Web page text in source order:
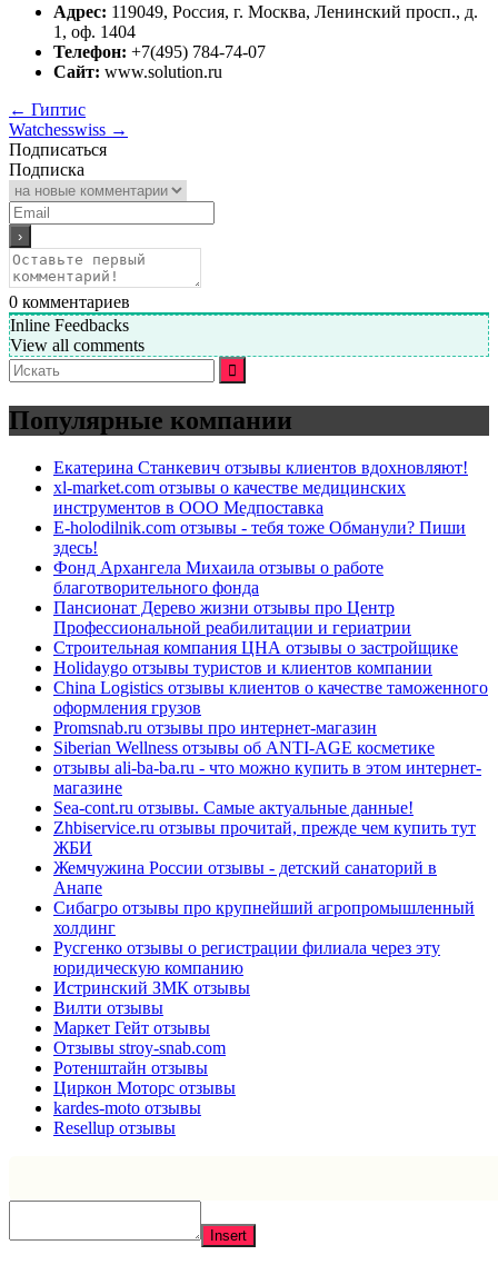
Адрес: 119049, Россия, г. Москва, Ленинский просп., д.
1, оф. 1404
Телефон: +7(495) 784-74-07
Сайт: www.solution.ru
← Гиптис
Watchesswiss →
Подписаться
Подписка
0 комментариев
Inline Feedbacks
View all comments
Искать:
Популярные компании
Екатерина Станкевич отзывы клиентов вдохновляют!
xl-market.com отзывы о качестве медицинских
инструментов в ООО Медпоставка
E-holodilnik.com отзывы - тебя тоже Обманули? Пиши
здесь!
Фонд Архангела Михаила отзывы о работе
благотворительного фонда
Пансионат Дерево жизни отзывы про Центр
Профессиональной реабилитации и гериатрии
Строительная компания ЦНА отзывы о застройщике
Holidaygo отзывы туристов и клиентов компании
China Logistics отзывы клиентов о качестве таможенного
оформления грузов
Promsnab.ru отзывы про интернет-магазин
Siberian Wellness отзывы об ANTI-AGE косметике
отзывы ali-ba-ba.ru - что можно купить в этом интернет-
магазине
Sea-cont.ru отзывы. Самые актуальные данные!
Zhbiservice.ru отзывы прочитай, прежде чем купить тут
ЖБИ
Жемчужина России отзывы - детский санаторий в
Анапе
Сибагро отзывы про крупнейший агропромышленный
холдинг
Русгенко отзывы о регистрации филиала через эту
юридическую компанию
Истринский ЗМК отзывы
Вилти отзывы
Маркет Гейт отзывы
Отзывы stroy-snab.com
Ротенштайн отзывы
Циркон Моторс отзывы
kardes-moto отзывы
Resellup отзывы
Insert